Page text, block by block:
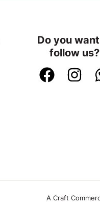
Do you
follow us?
A Craft